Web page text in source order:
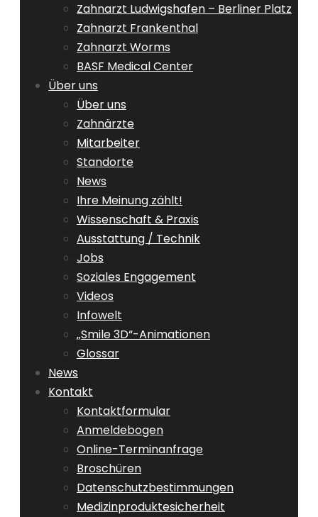
Zahnarzt Ludwigshafen – Berliner Platz
Zahnarzt Frankenthal
Zahnarzt Worms
BASF Medical Center
Über uns
Über uns
Zahnärzte
Mitarbeiter
Standorte
News
Ihre Meinung zählt!
Wissenschaft & Praxis
Ausstattung / Technik
Jobs
Soziales Engagement
Videos
Infowelt
„Smile 3D“-Animationen
Glossar
News
Kontakt
Kontaktformular
Anmeldebogen
Online-Terminanfrage
Broschüren
Datenschutzbestimmungen
Medizinproduktesicherheit